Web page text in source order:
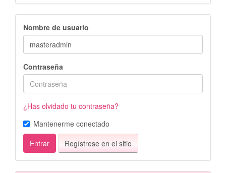
Nombre de usuario
Contraseña
¿Has olvidado tu contraseña?
Mantenerme conectado
Entrar
Regístrese en el sitio